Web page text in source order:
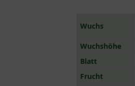
Wuchs
Wuchshöhe
Blatt
Frucht